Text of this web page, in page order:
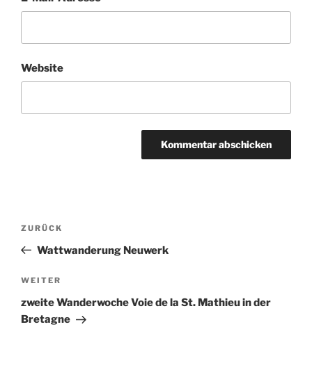
Website
Beitragsnavigation
Vorheriger
Beitrag
ZURÜCK
Wattwanderung Neuwerk
Nächster
Beitrag
WEITER
zweite Wanderwoche Voie de la St. Mathieu in der
Bretagne